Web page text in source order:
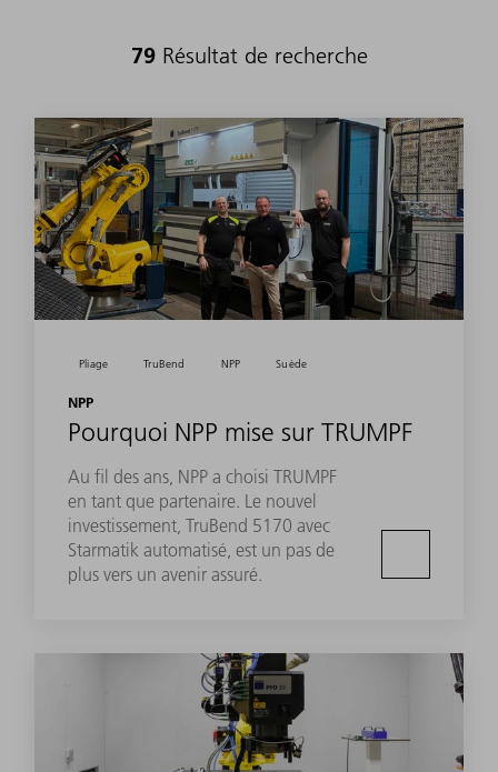
79 Résultat de recherche
Pliage TruBend NPP Suède
NPP
Pourquoi NPP mise sur TRUMPF
Au fil des ans, NPP a choisi TRUMPF
en tant que partenaire. Le nouvel
investissement, TruBend 5170 avec
Starmatik automatisé, est un pas de
plus vers un avenir assuré.